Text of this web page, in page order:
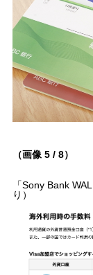
（画像 5 / 8）
「Sony Bank
り）